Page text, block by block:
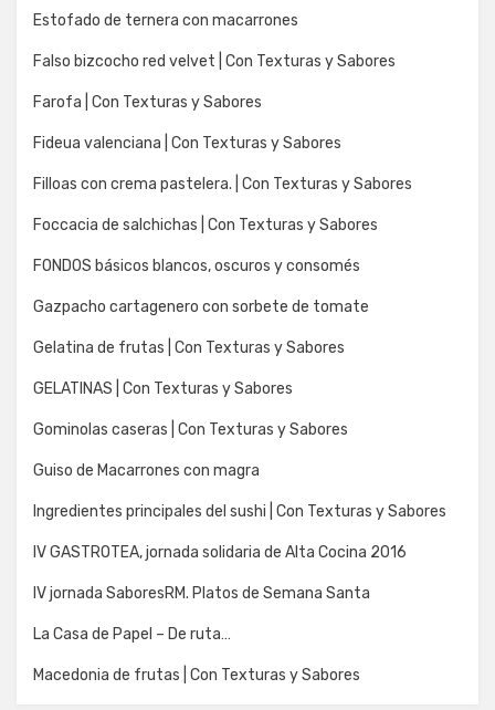
Estofado de ternera con macarrones
Falso bizcocho red velvet | Con Texturas y Sabores
Farofa | Con Texturas y Sabores
Fideua valenciana | Con Texturas y Sabores
Filloas con crema pastelera. | Con Texturas y Sabores
Foccacia de salchichas | Con Texturas y Sabores
FONDOS básicos blancos, oscuros y consomés
Gazpacho cartagenero con sorbete de tomate
Gelatina de frutas | Con Texturas y Sabores
GELATINAS | Con Texturas y Sabores
Gominolas caseras | Con Texturas y Sabores
Guiso de Macarrones con magra
Ingredientes principales del sushi | Con Texturas y Sabores
IV GASTROTEA, jornada solidaria de Alta Cocina 2016
IV jornada SaboresRM. Platos de Semana Santa
La Casa de Papel – De ruta…
Macedonia de frutas | Con Texturas y Sabores